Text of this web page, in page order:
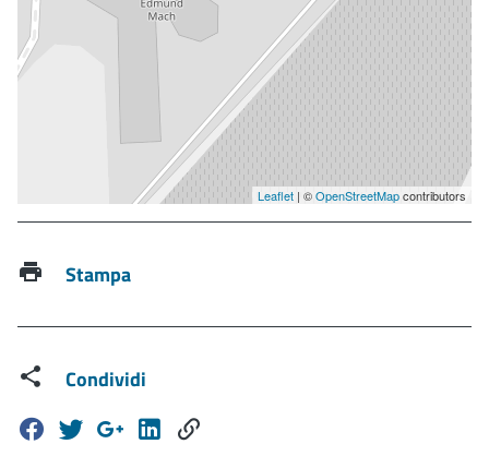
Leaflet | ©OpenStreetMapcontributors
Stampa
Condividi